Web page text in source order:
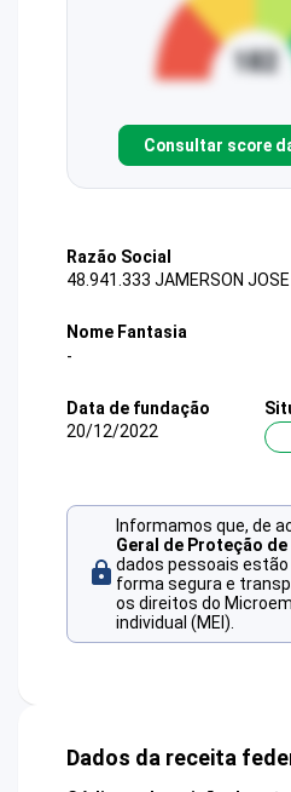
Consultar score
Razão Social
48.941.333 JAMERSON JOSE
Nome Fantasia
-
Data de fundação
20/12/2022
Informamos que, de
Geral de Proteção de
dados pessoais
forma segura e
os direitos do
individual (MEI).
Dados da receita